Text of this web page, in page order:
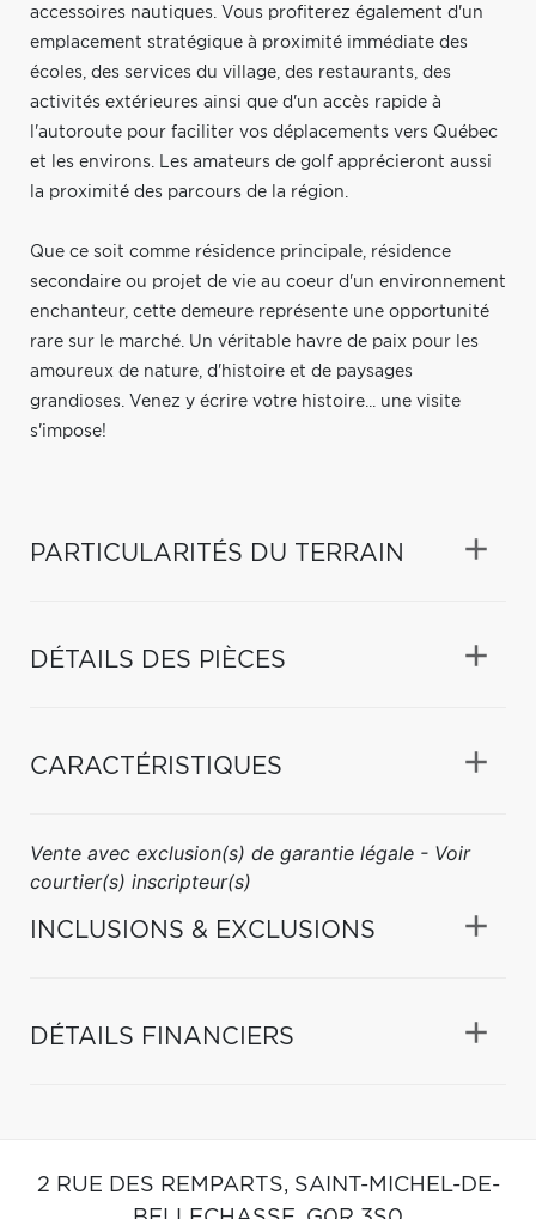
accessoires nautiques. Vous profiterez également d'un
emplacement stratégique à proximité immédiate des
écoles, des services du village, des restaurants, des
activités extérieures ainsi que d'un accès rapide à
l'autoroute pour faciliter vos déplacements vers Québec
et les environs. Les amateurs de golf apprécieront aussi
la proximité des parcours de la région.
Que ce soit comme résidence principale, résidence
secondaire ou projet de vie au coeur d'un environnement
enchanteur, cette demeure représente une opportunité
rare sur le marché. Un véritable havre de paix pour les
amoureux de nature, d'histoire et de paysages
grandioses. Venez y écrire votre histoire... une visite
s'impose!
PARTICULARITÉS DU TERRAIN
DÉTAILS DES PIÈCES
CARACTÉRISTIQUES
Vente avec exclusion(s) de garantie légale - Voir
courtier(s) inscripteur(s)
INCLUSIONS & EXCLUSIONS
DÉTAILS FINANCIERS
2 RUE DES REMPARTS, SAINT-MICHEL-DE-